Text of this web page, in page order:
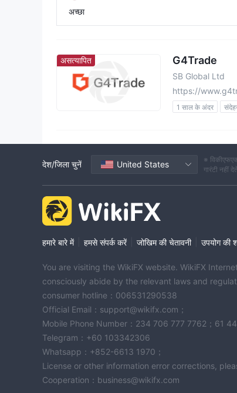
अच्छा
असत्यापित G4Trade
SB Global Ltd
https://
1 साल के अंदर
देश/जिला चुनें United States
※
गारंटी नहीं
हमारे बारे में हमसे संपर्क करें जोखिम की चेतावनी उपयोग की
You are visiting the WikiFX website. WikiFX
consciously abide by the relevant laws and
consumer hotline：006531290538
Official Email：support@wikifx.com；
Mobile Phone Number：234 706 777 7762；61
Telegram：+60 103342306
Whatsapp：+852-6613 1970；
License or other information error corrections,
Cooperation：business@wikifx.com